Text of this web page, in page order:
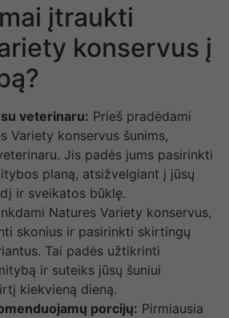
įtraukti
konservus į
veterinaru: Prieš pradėdami
Variety konservus šunims,
Jis padės jums pasirinkti
planą, atsižvelgiant į jūsų
ir sveikatos būklę.
Natures Variety konservus,
skonius ir pasirinkti skirtingų
Tai padės užtikrinti
ir suteiks jūsų šuniui
kiekvieną dieną.
porcijų: Pirmiausia